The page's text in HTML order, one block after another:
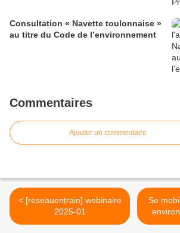
Consultation « Navette toulonnaise »
au titre du Code de l’environnement
Commentaires
Ajouter un commentaire
< [reseauentrain] webinaire
2025-01
Se